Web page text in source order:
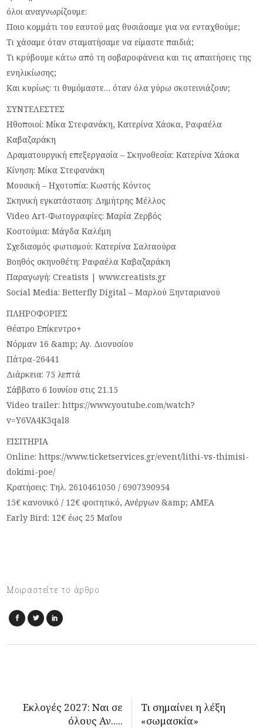
όλοι αναγνωρίζουμε:
Ποιο κομμάτι του εαυτού μας θυσιάσαμε για να ενταχθούμε;
Τι χάσαμε όταν σταματήσαμε να είμαστε παιδιά;
Τι κρύβουμε κάτω από τη σοβαροφάνεια και τις απαιτήσεις της
ενηλικίωσης;
Και κυρίως: τι θυμόμαστε… όταν όλα γύρω σκοτεινιάζουν;
ΣΥΝΤΕΛΕΣΤΕΣ
Ηθοποιοί: Μίκα Στεφανάκη, Κατερίνα Χάσκα, Ραφαέλα
Καβαζαράκη
Δραματουργική επεξεργασία – Σκηνοθεσία: Κατερίνα Χάσκα
Κίνηση: Μίκα Στεφανάκη
Μουσική – Ηχοτοπία: Κωστής Κόντος
Σκηνική εγκατάσταση: Δημήτρης Μέλλος
Video Art-Φωτογραφίες: Μαρία Ζερβός
Κοστούμια: Μάγδα Καλέμη
Σχεδιασμός φωτισμού: Κατερίνα Σαλταούρα
Βοηθός σκηνοθέτη: Ραφαέλα Καβαζαράκη
Παραγωγή: Creatists | www.creatists.gr
Social Media: Betterfly Digital – Μαρλού Ξηνταριανού
ΠΛΗΡΟΦΟΡΙΕΣ
Θέατρο Επίκεντρο+
Νόρμαν 16 &amp; Αγ. Διονυσίου
Πάτρα-26441
Διάρκεια: 75 λεπτά
Σάββατο 6 Ιουνίου στις 21.15
Video trailer: https://www.youtube.com/watch?
v=Y6VA4K3qal8
ΕΙΣΙΤΗΡΙΑ
Online: https://www.ticketservices.gr/event/lithi-vs-thimisi-
dokimi-poe/
Κρατήσεις: Τηλ. 2610461050 / 6907390954
15€ κανονικό / 12€ φοιτητικό, Ανέργων &amp; ΑΜΕΑ
Early Bird: 12€ έως 25 Μαΐου
Μοιραστείτε το άρθρο
Εκλογές 2027: Ναι σε
όλους Αν.....
Τι σημαίνει η λέξη
«σωμασκία»